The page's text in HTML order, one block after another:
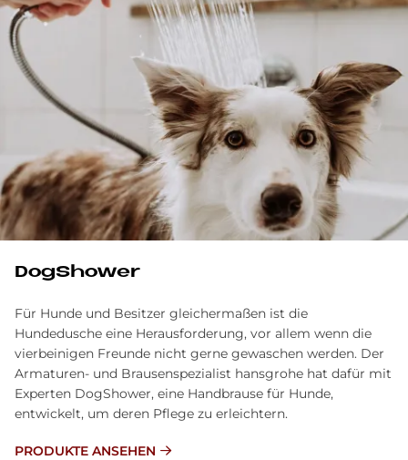
DogShower
Für Hunde und Besitzer gleichermaßen ist die
Hundedusche eine Herausforderung, vor allem wenn die
vierbeinigen Freunde nicht gerne gewaschen werden. Der
Armaturen- und Brausenspezialist hansgrohe hat dafür mit
Experten DogShower, eine Handbrause für Hunde,
entwickelt, um deren Pflege zu erleichtern.
PRODUKTE ANSEHEN